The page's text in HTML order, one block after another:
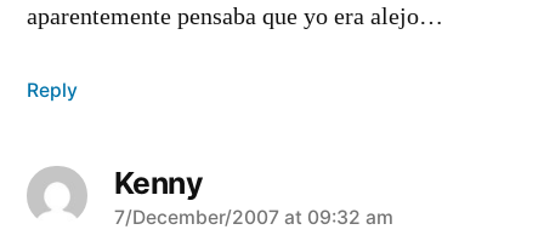
aparentemente pensaba que yo era alejo…
Reply
Kenny
says:
7/December/2007 at 09:32 am